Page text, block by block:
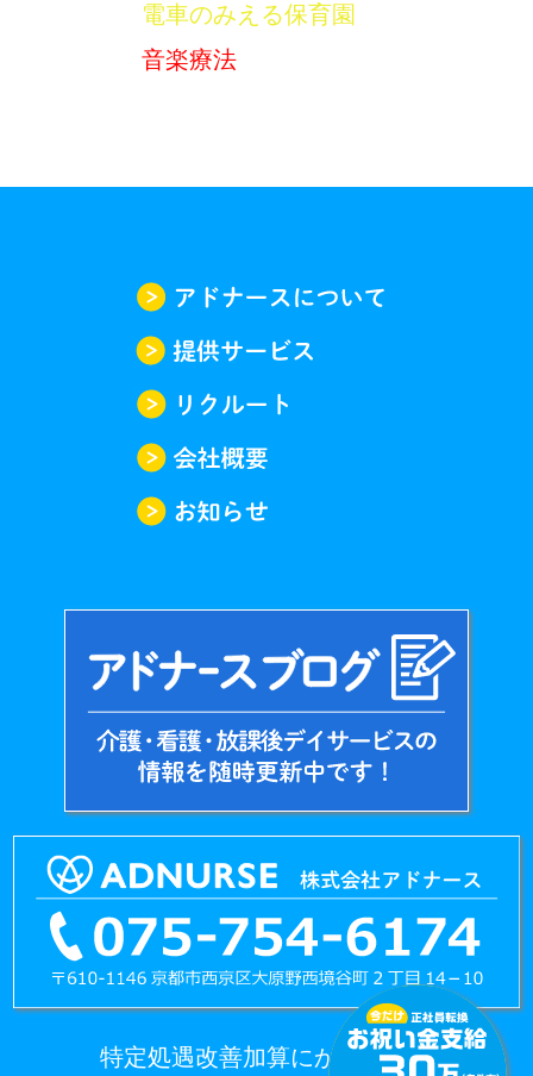
電車のみえる保育園
音楽療法
特定処遇改善加算にかかる情報